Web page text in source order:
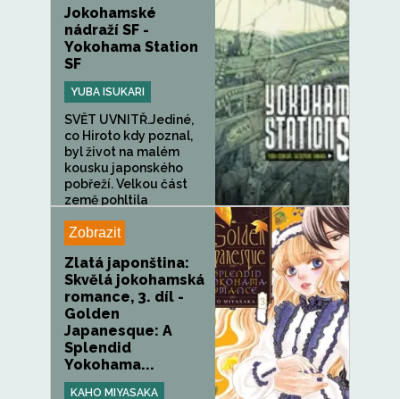
Jokohamské
nádraží SF -
Yokohama Station
SF
YUBA ISUKARI
SVĚT UVNITŘ.Jediné,
co Hiroto kdy poznal,
byl život na malém
kousku japonského
pobřeží. Velkou část
země pohltila
Zobrazit
Zlatá japonština:
Skvělá jokohamská
romance, 3. díl -
Golden
Japanesque: A
Splendid
Yokohama...
KAHO MIYASAKA